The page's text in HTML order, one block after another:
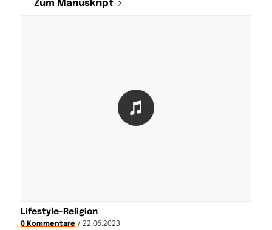
Zum Manuskript
Lifestyle-Religion
0 Kommentare / 22.06.2023